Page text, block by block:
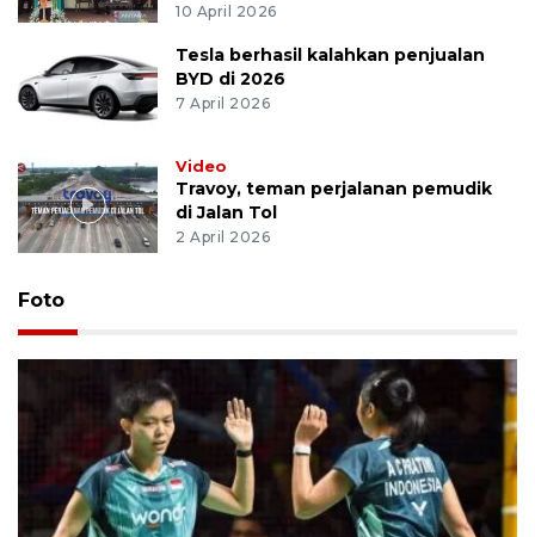
10 April 2026
Tesla berhasil kalahkan penjualan
BYD di 2026
7 April 2026
Video
Travoy, teman perjalanan pemudik
di Jalan Tol
2 April 2026
Foto